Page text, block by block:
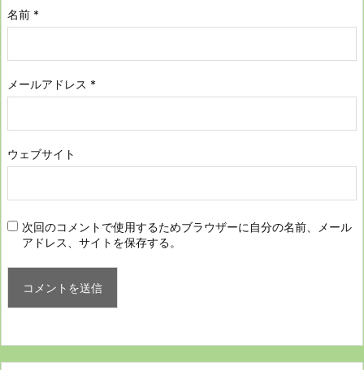
名前 *
メールアドレス *
ウェブサイト
次回のコメントで使用するためブラウザーに自分の名前、メール
アドレス、サイトを保存する。